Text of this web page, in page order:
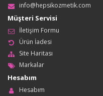
info@hepsikozmetik.com
Müşteri Servisi
İletişim Formu
Ürün İadesi
Site Haritası
Markalar
Hesabım
Hesabım